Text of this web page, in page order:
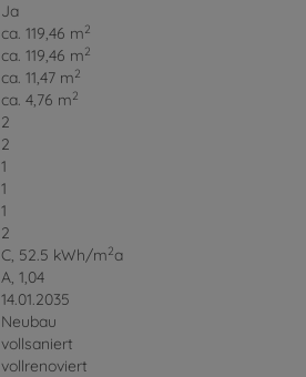
Ja
ca. 119,46 m2
ca. 119,46 m2
ca. 11,47 m2
ca. 4,76 m2
2
2
1
1
1
2
C, 52.5 kWh/m2a
A, 1,04
14.01.2035
Neubau
vollsaniert
vollrenoviert